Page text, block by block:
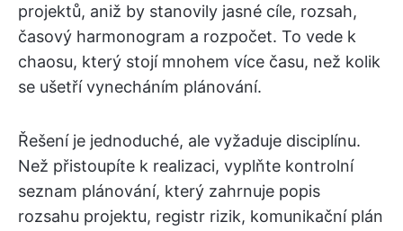
projektů, aniž by stanovily jasné cíle, rozsah,
časový harmonogram a rozpočet. To vede k
chaosu, který stojí mnohem více času, než kolik
se ušetří vynecháním plánování.
Řešení je jednoduché, ale vyžaduje disciplínu.
Než přistoupíte k realizaci, vyplňte kontrolní
seznam plánování, který zahrnuje popis
rozsahu projektu, registr rizik, komunikační plán